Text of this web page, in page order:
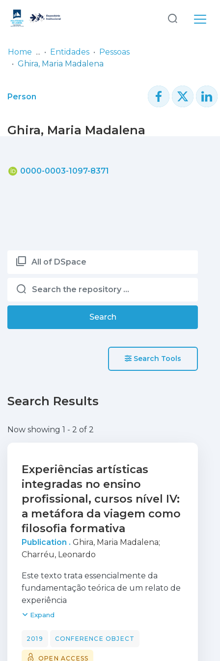
Entities
Log
In
Home Entidades
Pessoas
Ghira, Maria Madalena
Person
Ghira, Maria Madalena
0000-0003-1097-8371
All of DSpace
Search
Search Tools
Search Results
Now showing 1 - 2 of 2
Experiências artísticas
integradas no ensino
profissional, cursos nível IV:
a metáfora da viagem como
filosofia formativa
Publication . Ghira, Maria Madalena;
Charréu, Leonardo
Este texto trata essencialmente da
fundamentação teórica de um relato de
experiência
que envolve a utilização de expressões
formação
profissional de nível IV do ensino
Expand
2019 CONFERENCE OBJECT
OPEN ACCESS